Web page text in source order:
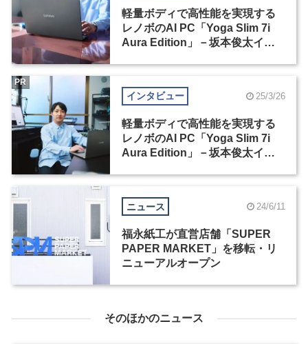
軽量ボディで高性能を実現する
レノボのAI PC「Yoga Slim 7i
Aura Edition」－坂本俊太イン
インタビュー 25/3/26
軽量ボディで高性能を実現する
レノボのAI PC「Yoga Slim 7i
Aura Edition」－坂本俊太イン
PR
ニュース 24/6/11
福永紙工が直営店舗「SUPER
PAPER MARKET」を移転・リ
ニューアルオープン
そのほかのニュース